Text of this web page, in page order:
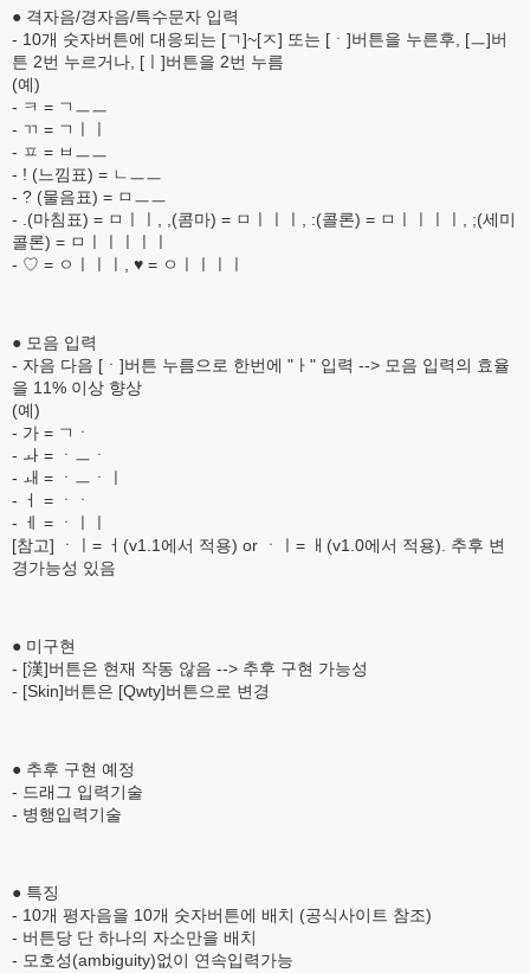
● 격자음/경자음/특수문자 입력
- 10개 숫자버튼에 대응되는 [ㄱ]~[ㅈ] 또는 [ㆍ]버튼을 누른후, [ㅡ]버
튼 2번 누르거나, [ㅣ]버튼을 2번 누름
(예)
- ㅋ = ㄱㅡㅡ
- ㄲ = ㄱㅣㅣ
- ㅍ = ㅂㅡㅡ
- ! (느낌표) = ㄴㅡㅡ
- ? (물음표) = ㅁㅡㅡ
- .(마침표) = ㅁㅣㅣ, ,(콤마) = ㅁㅣㅣㅣ, :(콜론) = ㅁㅣㅣㅣㅣ, ;(세미
콜론) = ㅁㅣㅣㅣㅣㅣ
- ♡ = ㅇㅣㅣㅣ, ♥ = ㅇㅣㅣㅣㅣ
● 모음 입력
- 자음 다음 [ㆍ]버튼 누름으로 한번에 "ㅏ" 입력 --> 모음 입력의 효율
을 11% 이상 향상
(예)
- 가 = ㄱㆍ
- ㅘ = ㆍㅡㆍ
- ㅙ = ㆍㅡㆍㅣ
- ㅓ = ㆍㆍ
- ㅔ = ㆍㅣㅣ
[참고] ㆍㅣ= ㅓ(v1.1에서 적용) or ㆍㅣ= ㅐ(v1.0에서 적용). 추후 변
경가능성 있음
● 미구현
- [漢]버튼은 현재 작동 않음 --> 추후 구현 가능성
- [Skin]버튼은 [Qwty]버튼으로 변경
● 추후 구현 예정
- 드래그 입력기술
- 병행입력기술
● 특징
- 10개 평자음을 10개 숫자버튼에 배치 (공식사이트 참조)
- 버튼당 단 하나의 자소만을 배치
- 모호성(ambiguity)없이 연속입력가능